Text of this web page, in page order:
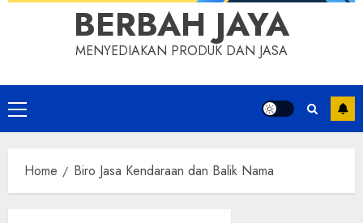
BERBAH JAYA
MENYEDIAKAN PRODUK DAN JASA
Primary
Menu
Home Biro Jasa Kendaraan dan Balik Nama